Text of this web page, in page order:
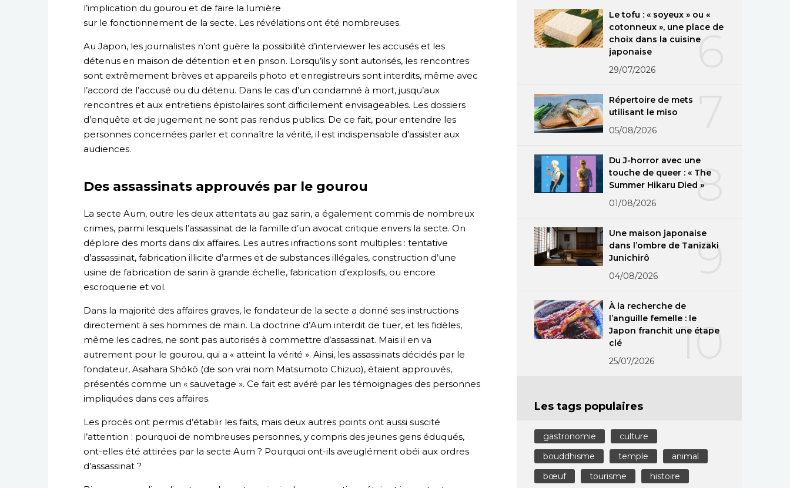
l’implication du gourou et de faire la lumière
sur le fonctionnement de la secte. Les révélations ont été nombreuses.
Au Japon, les journalistes n’ont guère la possibilité d’interviewer les accusés et les
détenus en maison de détention et en prison. Lorsqu’ils y sont autorisés, les rencontres
sont extrêmement brèves et appareils photo et enregistreurs sont interdits, même avec
l’accord de l’accusé ou du détenu. Dans le cas d’un condamné à mort, jusqu’aux
rencontres et aux entretiens épistolaires sont difficilement envisageables. Les dossiers
d’enquête et de jugement ne sont pas rendus publics. De ce fait, pour entendre les
personnes concernées parler et connaître la vérité, il est indispensable d’assister aux
audiences.
Des assassinats approuvés par le gourou
La secte Aum, outre les deux attentats au gaz sarin, a également commis de nombreux
crimes, parmi lesquels l’assassinat de la famille d’un avocat critique envers la secte. On
déplore des morts dans dix affaires. Les autres infractions sont multiples : tentative
d’assassinat, fabrication illicite d’armes et de substances illégales, construction d’une
usine de fabrication de sarin à grande échelle, fabrication d’explosifs, ou encore
escroquerie et vol.
Dans la majorité des affaires graves, le fondateur de la secte a donné ses instructions
directement à ses hommes de main. La doctrine d’Aum interdit de tuer, et les fidèles,
même les cadres, ne sont pas autorisés à commettre d’assassinat. Mais il en va
autrement pour le gourou, qui a « atteint la vérité ». Ainsi, les assassinats décidés par le
fondateur, Asahara Shôkô (de son vrai nom Matsumoto Chizuo), étaient approuvés,
présentés comme un « sauvetage ». Ce fait est avéré par les témoignages des personnes
impliquées dans ces affaires.
Les procès ont permis d’établir les faits, mais deux autres points ont aussi suscité
l’attention : pourquoi de nombreuses personnes, y compris des jeunes gens éduqués,
ont-elles été attirées par la secte Aum ? Pourquoi ont-ils aveuglément obéi aux ordres
d’assassinat ?
6
Le tofu : « soyeux » ou «
cotonneux », une place de
choix dans la cuisine
japonaise
29/07/2026
Répertoire de mets
utilisant le miso
05/08/2026
8
Du J-horror avec une
touche de queer : « The
Summer Hikaru Died »
01/08/2026
9
Une maison japonaise
dans l’ombre de Tanizaki
Junichirô
04/08/2026
10
À la recherche de
l’anguille femelle : le
Japon franchit une étape
clé
25/07/2026
Les tags populaires
gastronomie
culture
bouddhisme
temple
animal
bœuf
tourisme
histoire